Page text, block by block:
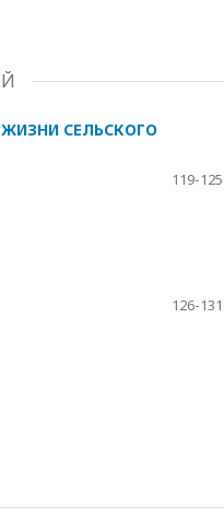
СЕЛЬСКОГО
119-125
126-131